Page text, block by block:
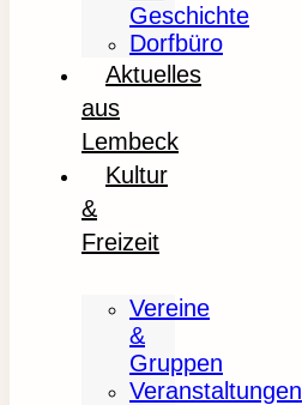
Geschichte
Dorfbüro
Aktuelles
aus
Lembeck
Kultur
&
Freizeit
Vereine
&
Gruppen
Veranstaltungen